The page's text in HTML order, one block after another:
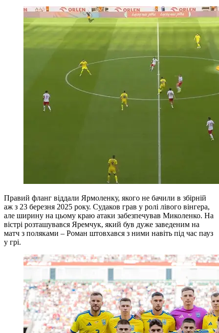
Правий фланг віддали Ярмоленку, якого не бачили в збірній
аж з 23 березня 2025 року. Судаков грав у ролі лівого вінгера,
але ширину на цьому краю атаки забезпечував Миколенко. На
вістрі розташувався Яремчук, який був дуже заведеним на
матч з поляками – Роман штовхався з ними навіть під час пауз
у грі.